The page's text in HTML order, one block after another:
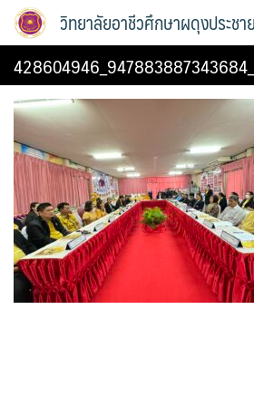
Skip
วิทยาลัยอาชีวศึกษาผดุงประชา